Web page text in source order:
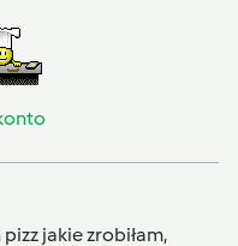
jakie zrobiłam,